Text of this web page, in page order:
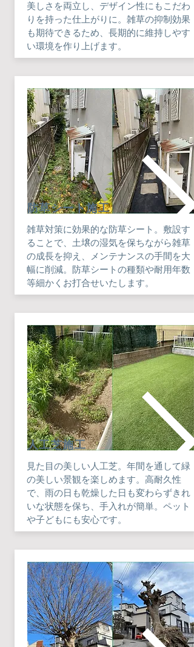
美しさを両立し、デザイン性にもこだわ
りを持った仕上がりに。雑草の抑制効果
も期待できるため、長期的に維持しやす
い環境を作り上げます。
​防草シート施工
雑草対策に効果的な防草シート。敷設す
ることで、土壌の湿気を保ちながら雑草
の成長を抑え、メンテナンスの手間を大
幅に削減。防草シートの種類や耐用年数
等細かくお打合せいたします。
​人工芝施工
見た目の美しい人工芝。年間を通して緑
の美しい景観を楽しめます。高耐久性
で、雨の日も乾燥した日も変わらずきれ
いな状態を保ち、手入れが簡単。ペット
や子どもにも安心です。